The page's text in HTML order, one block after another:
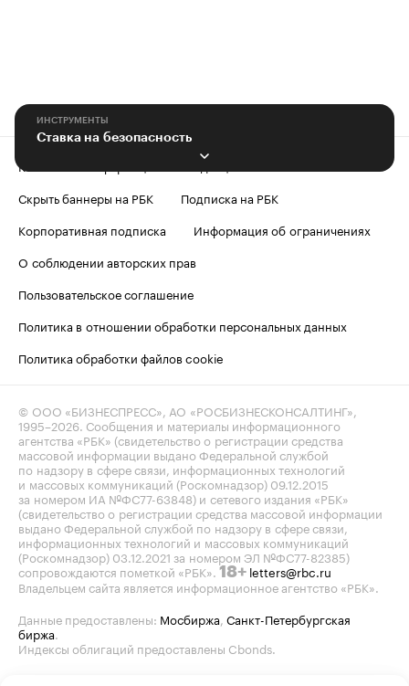
ИНСТРУМЕНТЫ
Ставка на безопасность
Контактная информация
Редакция
Скрыть баннеры на РБК
Подписка на РБК
Корпоративная подписка
Информация об ограничениях
О соблюдении авторских прав
Пользовательское соглашение
Политика в отношении обработки персональных данных
Политика обработки файлов cookie
© ООО «БИЗНЕСПРЕСС», АО «РОСБИЗНЕСКОНСАЛТИНГ»,
1995–2026 . Сообщения и материалы информационного
агентства «РБК» (свидетельство о регистрации средства
массовой информации выдано Федеральной службой
по надзору в сфере связи, информационных технологий
и массовых коммуникаций (Роскомнадзор) 09.12.2015
за номером ИА №ФС77-63848) и сетевого издания «РБК»
(свидетельство о регистрации средства массовой информации
выдано Федеральной службой по надзору в сфере связи,
информационных технологий и массовых коммуникаций
(Роскомнадзор) 03.12.2021 за номером ЭЛ №ФС77-82385)
сопровождаются пометкой «РБК». 18+ letters@rbc.ru
Владельцем сайта является информационное агентство «РБК».
Данные предоставлены: Мосбиржа Санкт-Петербургская
биржа
Индексы облигаций предоставлены Cbonds.